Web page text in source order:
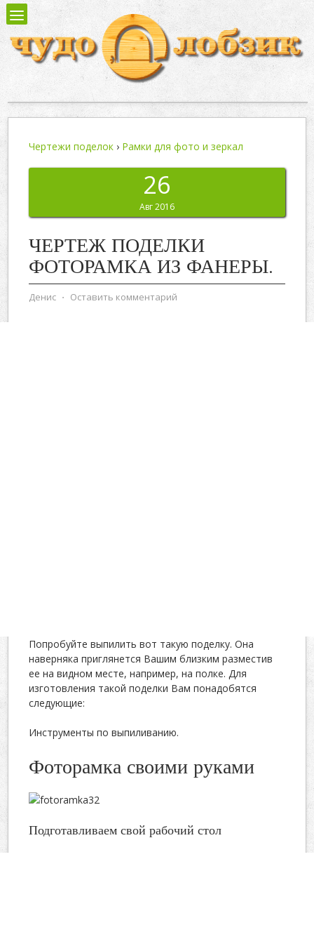
Чертежи поделок › Рамки для фото и зеркал
26
Авг 2016
ЧЕРТЕЖ ПОДЕЛКИ
ФОТОРАМКА ИЗ ФАНЕРЫ.
Денис ⋅ Оставить комментарий
Попробуйте выпилить вот такую поделку. Она
наверняка приглянется Вашим близким разместив
ее на видном месте, например, на полке. Для
изготовления такой поделки Вам понадобятся
следующие:
Инструменты по выпиливанию.
Фоторамка своими руками
Подготавливаем свой рабочий стол